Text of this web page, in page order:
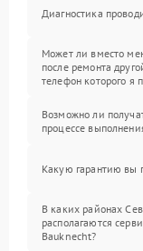
Диагностика
Может ли вместо
после ремонта
телефон которого я
Возможно ли
процессе
Какую гарантию вы
В каких районах
располагаются
Bauknecht?